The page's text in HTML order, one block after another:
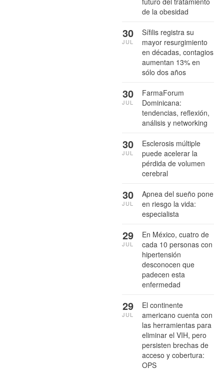
de la obesidad
Sífilis registra su
mayor resurgimiento
en décadas, contagios
aumentan 13% en
sólo dos años
30
JUL
FarmaForum
Dominicana:
tendencias, reflexión,
análisis y networking
30
JUL
Esclerosis múltiple
puede acelerar la
pérdida de volumen
cerebral
30
JUL
Apnea del sueño pone
en riesgo la vida:
especialista
30
JUL
En México, cuatro de
cada 10 personas con
hipertensión
desconocen que
padecen esta
enfermedad
29
JUL
El continente
americano cuenta con
las herramientas para
eliminar el VIH, pero
persisten brechas de
acceso y cobertura:
OPS
29
JUL